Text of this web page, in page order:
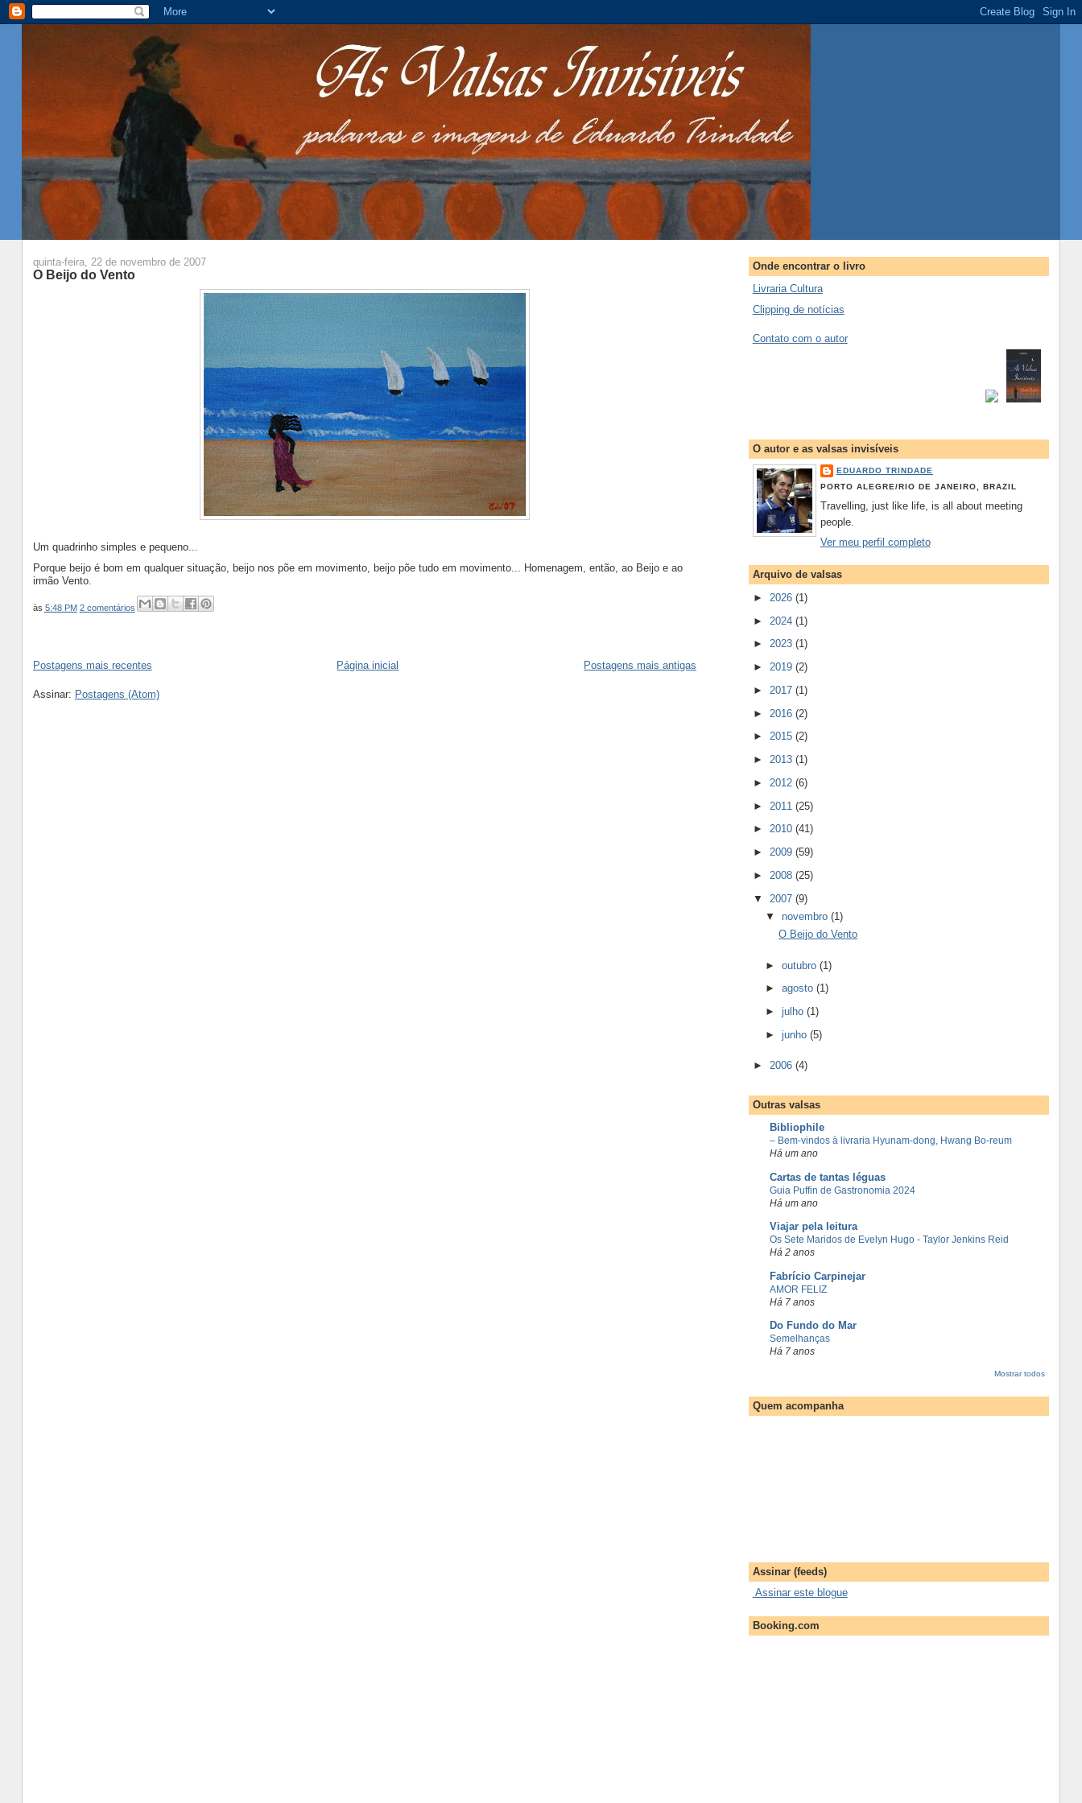
quinta-feira, 22 de novembro de 2007
O Beijo do Vento
Um quadrinho simples e pequeno...
Porque beijo é bom em qualquer situação, beijo nos põe em movimento, beijo põe tudo em movimento... Homenagem, então, ao Beijo e ao
irmão Vento.
às 5:48 PM 2 comentários
Postagens mais recentes Postagens mais antigas
Página inicial
Assinar: Postagens (Atom)
Onde encontrar o livro
Livraria Cultura
Clipping de notícias
Contato com o autor
O autor e as valsas invisíveis
EDUARDO TRINDADE
PORTO ALEGRE/RIO DE JANEIRO, BRAZIL
Travelling, just like life, is all about meeting
people.
Ver meu perfil completo
Arquivo de valsas
► 2026 (1)
► 2024 (1)
► 2023 (1)
► 2019 (2)
► 2017 (1)
► 2016 (2)
► 2015 (2)
► 2013 (1)
► 2012 (6)
► 2011 (25)
► 2010 (41)
► 2009 (59)
► 2008 (25)
▼ 2007 (9)
▼novembro(1)
O Beijo do Vento
►outubro(1)
►agosto(1)
►julho(1)
►junho(5)
► 2006 (4)
Outras valsas
Bibliophile
– Bem-vindos à livraria Hyunam-dong, Hwang Bo-reum
Há um ano
Cartas de tantas léguas
Guia Puffin de Gastronomia 2024
Há um ano
Viajar pela leitura
Os Sete Maridos de Evelyn Hugo - Taylor Jenkins Reid
Há 2 anos
Fabrício Carpinejar
AMOR FELIZ
Há 7 anos
Do Fundo do Mar
Semelhanças
Há 7 anos
Mostrar todos
Quem acompanha
Assinar (feeds)
Assinar este blogue
Booking.com